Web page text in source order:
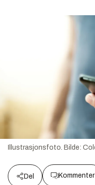
Illustrasjonsfoto. Bilde:
Del Kommenter